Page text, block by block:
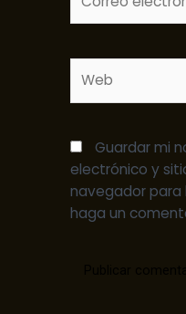
electrónico*
Guardar mi
electrónico y
navegador para
haga un